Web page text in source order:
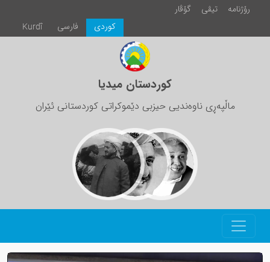
رۆژنامە تیڤی
گۆڤار
Kurdî
فارسی كوردی
کوردستان میدیا
ماڵپەڕی ناوەندیی حیزبی دێموکراتی کوردستانی ئێران